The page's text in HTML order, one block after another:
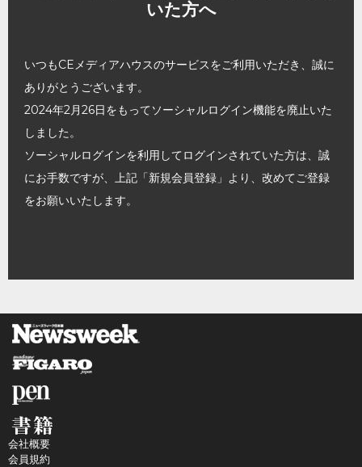
いた方へ
いつもCEメディアハウスのサービスをご利用いただき、誠に
ありがとうございます。
2024年2月26日をもってソーシャルログイン機能を廃止いた
しました。
ソーシャルログインを利用してログインされていた方は、誠
にお手数ですが、上記「新規会員登録」より、改めてご登録
をお願いいたします。
会社概要
会員規約